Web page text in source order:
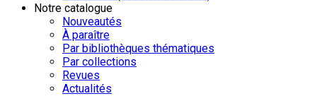
Notre catalogue
Nouveautés
À paraître
Par bibliothèques thématiques
Par collections
Revues
Actualités